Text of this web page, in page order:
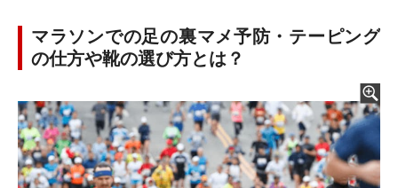
マラソンでの足の裏マメ予防・テーピング
の仕方や靴の選び方とは？